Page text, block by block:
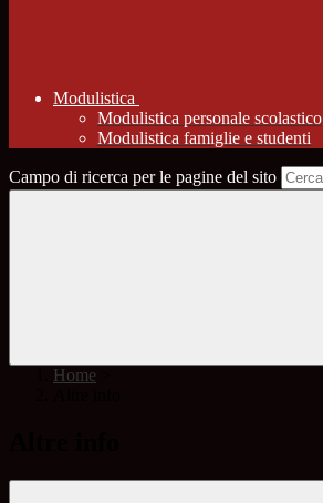
Modulistica
Modulistica personale scolastico
Modulistica famiglie e studenti
Campo di ricerca per le pagine del sito
Home